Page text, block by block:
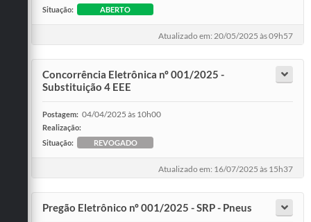
Situação:
ABERTO
Atualizado em: 20/05/2025 às 09h57
Concorrência Eletrônica nº 001/2025 -
Substituição 4 EEE
Postagem: 04/04/2025 às 10h00
Realização:
Situação:
REVOGADO
Atualizado em: 16/07/2025 às 15h37
Pregão Eletrônico nº 001/2025 - SRP - Pneus